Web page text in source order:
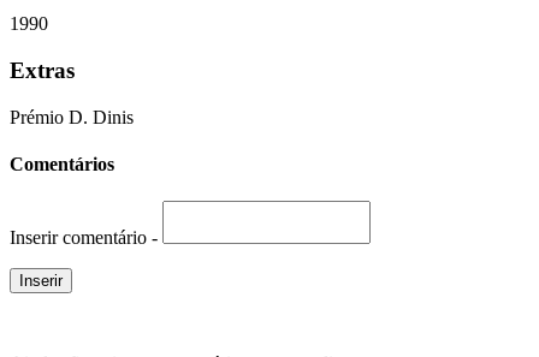
1990
Extras
Prémio D. Dinis
Comentários
Inserir comentário -